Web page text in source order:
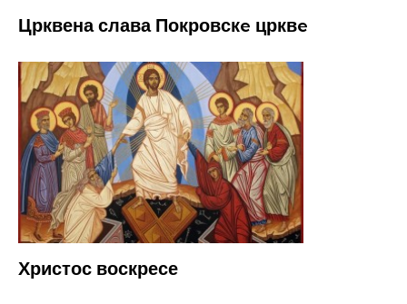
Црквена слава Покровскe црквe
Христос воскресе